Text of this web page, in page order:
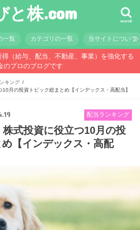
と株.com search
一覧 カテゴリの一覧 当サイトについて
（給与、配当、不動産、事業）を強化する
のプロのブログです
キング
10月の投資トピック総まとめ【インデックス・高配当】
配当ランキング
株式投資に役立つ10月の投
【インデックス・高配